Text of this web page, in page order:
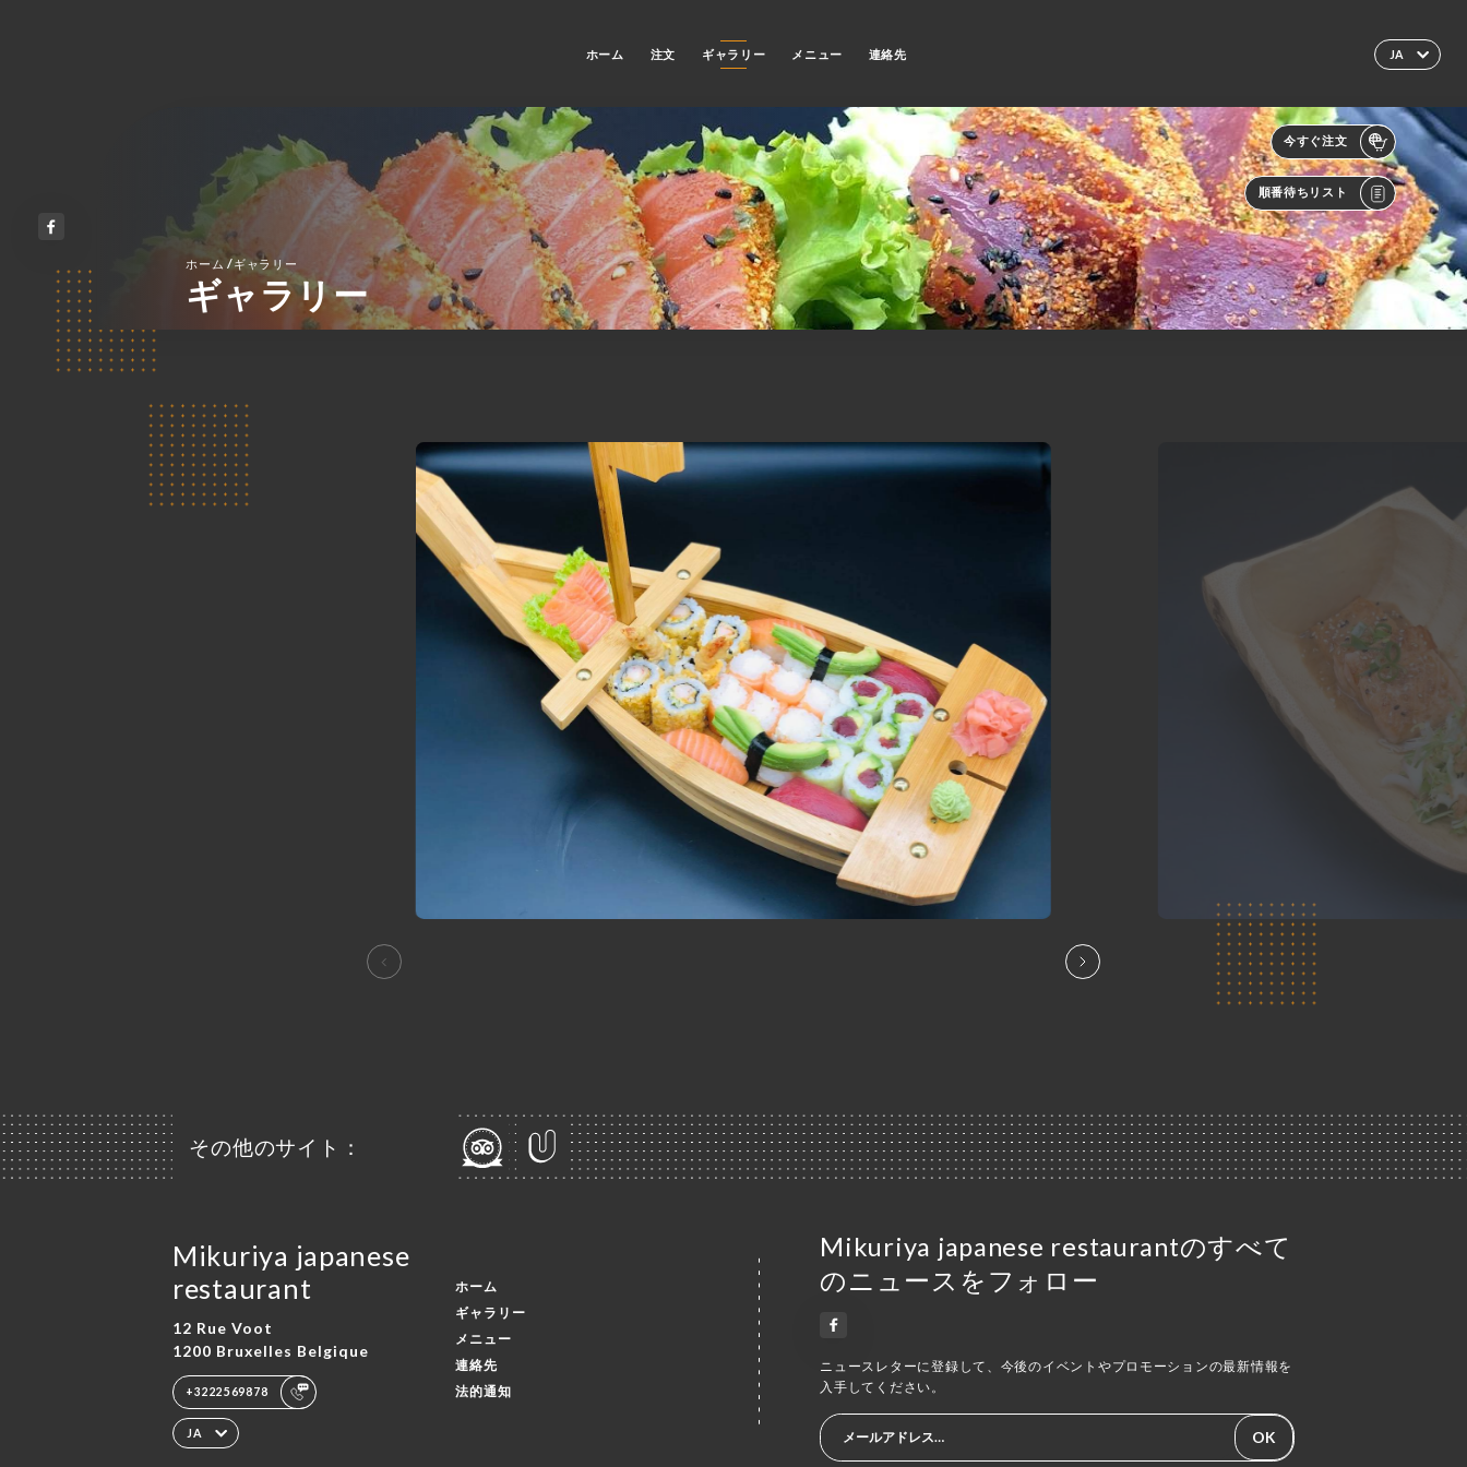
JA
ホーム 注文 ギャラリー メニュー 連絡先
今すぐ注文
順番待ちリスト
ホーム/ギャラリー
ギャラリー
その他のサイト：
Mikuriya japanese
restaurant
12 Rue Voot
1200 Bruxelles Belgique
+3222569878
JA
ホーム
ギャラリー
メニュー
連絡先
法的通知
Mikuriya japanese restaurantのすべて
のニュースをフォロー
ニュースレターに登録して、今後のイベントやプロモーションの最新情報を
入手してください。
OK